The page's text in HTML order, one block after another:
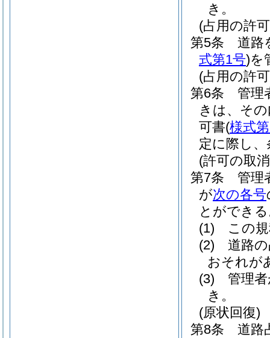
き。
(占用の許
第5条
道路
式第1号)を
(占用の許
第6条
管理
きは、そ
可書(様式
定に際し
(許可の取
第7条
管理
が次の各号
とができ
(1)
この
(2)
道路
おそれが
(3)
管理
き。
(原状回復)
第8条
道路